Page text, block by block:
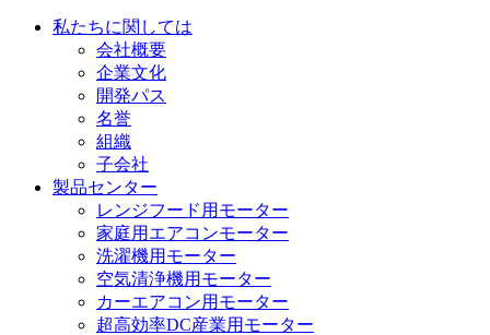
私たちに関しては
会社概要
企業文化
開発パス
名誉
組織
子会社
製品センター
レンジフード用モーター
家庭用エアコンモーター
洗濯機用モーター
空気清浄機用モーター
カーエアコン用モーター
超高効率DC産業用モーター